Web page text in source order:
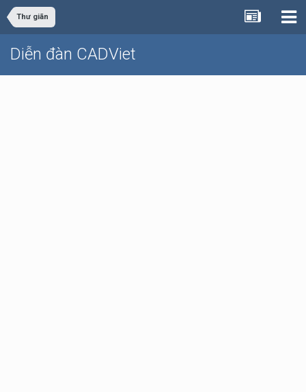
Thư giãn
Diễn đàn CADViet